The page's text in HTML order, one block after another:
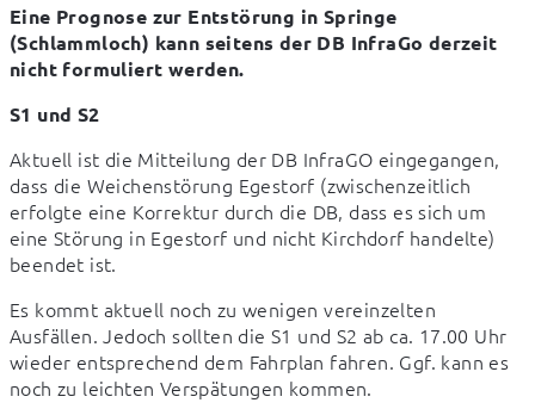
Eine Prognose zur Entstörung in Springe
(Schlammloch) kann seitens der DB InfraGo derzeit
nicht formuliert werden.
S1 und S2
Aktuell ist die Mitteilung der DB InfraGO eingegangen,
dass die Weichenstörung Egestorf (zwischenzeitlich
erfolgte eine Korrektur durch die DB, dass es sich um
eine Störung in Egestorf und nicht Kirchdorf handelte)
beendet ist.
Es kommt aktuell noch zu wenigen vereinzelten
Ausfällen. Jedoch sollten die S1 und S2 ab ca. 17.00 Uhr
wieder entsprechend dem Fahrplan fahren. Ggf. kann es
noch zu leichten Verspätungen kommen.